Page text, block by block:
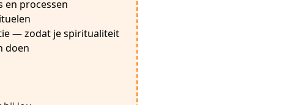
en processen
— zodat je spiritualiteit
doen